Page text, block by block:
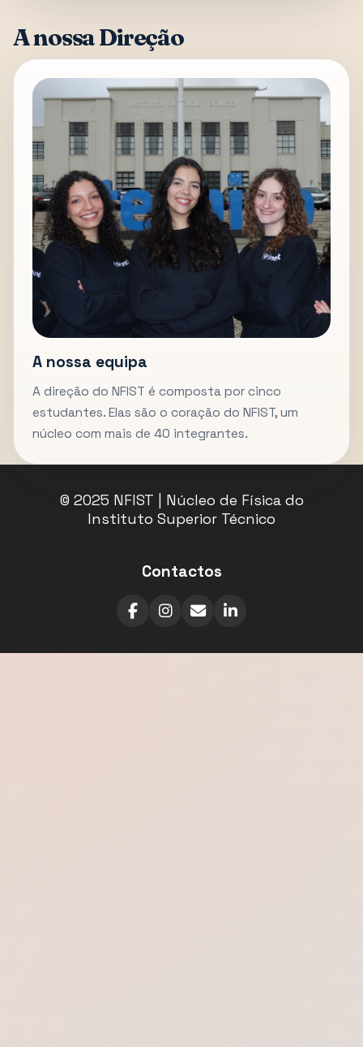
A nossa Direção
A nossa equipa
A direção do NFIST é composta por cinco
estudantes. Elas são o coração do NFIST, um
núcleo com mais de 40 integrantes.
© 2025 NFIST | Núcleo de Física do
Instituto Superior Técnico
Contactos